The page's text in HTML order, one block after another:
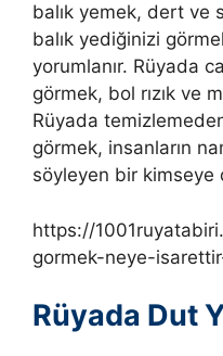
balık yemek, dert ve
balık yediğinizi
yorumlanır. Rüyada
görmek, bol rızık ve
Rüyada
görmek, insanların
söyleyen bir kimseye
https://
gormek-neye-
Rüyada Dut